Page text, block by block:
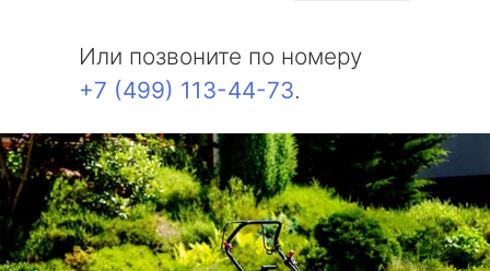
Или позвоните по номеру
+7 (499) 113-44-73.